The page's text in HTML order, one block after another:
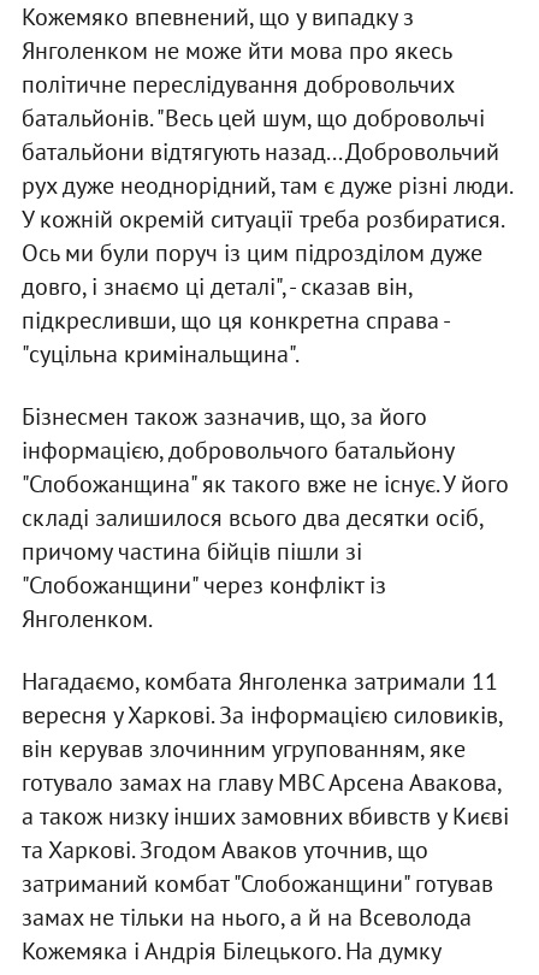
Кожемяко впевнений, що у випадку з
Янголенком не може йти мова про якесь
політичне переслідування добровольчих
батальйонів. "Весь цей шум, що добровольчі
батальйони відтягують назад... Добровольчий
рух дуже неоднорідний, там є дуже різні люди.
У кожній окремій ситуації треба розбиратися.
Ось ми були поруч із цим підрозділом дуже
довго, і знаємо ці деталі", - сказав він,
підкресливши, що ця конкретна справа -
"суцільна кримінальщина".
Бізнесмен також зазначив, що, за його
інформацією, добровольчого батальйону
"Слобожанщина" як такого вже не існує. У його
складі залишилося всього два десятки осіб,
причому частина бійців пішли зі
"Слобожанщини" через конфлікт із
Янголенком.
Нагадаємо, комбата Янголенка затримали 11
вересня у Харкові. За інформацією силовиків,
він керував злочинним угрупованням, яке
готувало замах на главу МВС Арсена Авакова,
а також низку інших замовних вбивств у Києві
та Харкові. Згодом Аваков уточнив, що
затриманий комбат "Слобожанщини" готував
замах не тільки на нього, а й на Всеволода
Кожемяка і Андрія Білецького. На думку